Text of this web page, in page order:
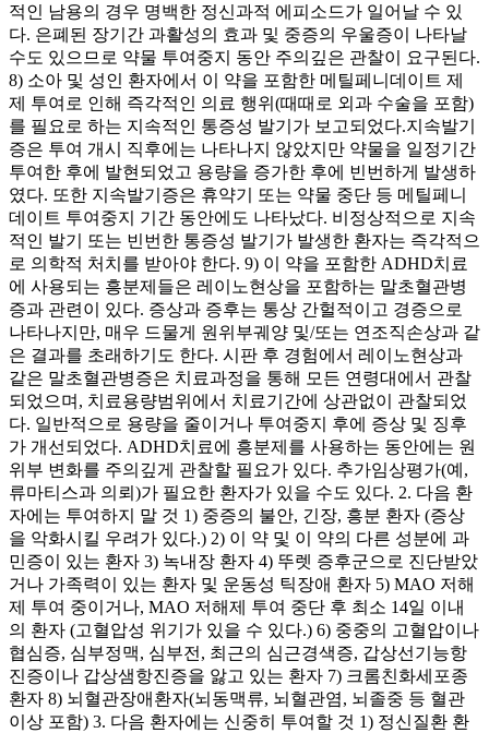
적인 남용의 경우 명백한 정신과적 에피소드가 일어날 수 있
다. 은폐된 장기간 과활성의 효과 및 중증의 우울증이 나타날
수도 있으므로 약물 투여중지 동안 주의깊은 관찰이 요구된다.
8) 소아 및 성인 환자에서 이 약을 포함한 메틸페니데이트 제
제 투여로 인해 즉각적인 의료 행위(때때로 외과 수술을 포함)
를 필요로 하는 지속적인 통증성 발기가 보고되었다.지속발기
증은 투여 개시 직후에는 나타나지 않았지만 약물을 일정기간
투여한 후에 발현되었고 용량을 증가한 후에 빈번하게 발생하
였다. 또한 지속발기증은 휴약기 또는 약물 중단 등 메틸페니
데이트 투여중지 기간 동안에도 나타났다. 비정상적으로 지속
적인 발기 또는 빈번한 통증성 발기가 발생한 환자는 즉각적으
로 의학적 처치를 받아야 한다. 9) 이 약을 포함한 ADHD치료
에 사용되는 흥분제들은 레이노현상을 포함하는 말초혈관병
증과 관련이 있다. 증상과 증후는 통상 간헐적이고 경증으로
나타나지만, 매우 드물게 원위부궤양 및/또는 연조직손상과 같
은 결과를 초래하기도 한다. 시판 후 경험에서 레이노현상과
같은 말초혈관병증은 치료과정을 통해 모든 연령대에서 관찰
되었으며, 치료용량범위에서 치료기간에 상관없이 관찰되었
다. 일반적으로 용량을 줄이거나 투여중지 후에 증상 및 징후
가 개선되었다. ADHD치료에 흥분제를 사용하는 동안에는 원
위부 변화를 주의깊게 관찰할 필요가 있다. 추가임상평가(예,
류마티스과 의뢰)가 필요한 환자가 있을 수도 있다. 2. 다음 환
자에는 투여하지 말 것 1) 중증의 불안, 긴장, 흥분 환자 (증상
을 악화시킬 우려가 있다.) 2) 이 약 및 이 약의 다른 성분에 과
민증이 있는 환자 3) 녹내장 환자 4) 뚜렛 증후군으로 진단받았
거나 가족력이 있는 환자 및 운동성 틱장애 환자 5) MAO 저해
제 투여 중이거나, MAO 저해제 투여 중단 후 최소 14일 이내
의 환자 (고혈압성 위기가 있을 수 있다.) 6) 중중의 고혈압이나
협심증, 심부정맥, 심부전, 최근의 심근경색증, 갑상선기능항
진증이나 갑상샘항진증을 앓고 있는 환자 7) 크롬친화세포종
환자 8) 뇌혈관장애환자(뇌동맥류, 뇌혈관염, 뇌졸중 등 혈관
이상 포함) 3. 다음 환자에는 신중히 투여할 것 1) 정신질환 환